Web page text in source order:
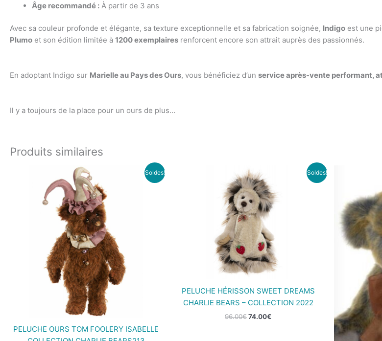
Âge recommandé : À partir de 3 ans
Avec sa couleur profonde et élégante, sa texture exceptionnelle et sa fabrication soignée, Indigo est une
Plumo et son édition limitée à 1200 exemplaires renforcent encore son attrait auprès des passionnés.
En adoptant Indigo sur Marielle au Pays des Ours, vous bénéficiez d’un service après-vente performant,
Il y a toujours de la place pour un ours de plus…
Produits similaires
Soldes!
PELUCHE OURS TOM FOOLERY ISABELLE
Le
prix
initial
était :
238.00€.
Soldes!
PELUCHE HÉRISSON SWEET DREAMS
CHARLIE BEARS – COLLECTION 2022
96.00€
Le
prix
initial
était :
96.00€.
74.00€
est :
74.00€.